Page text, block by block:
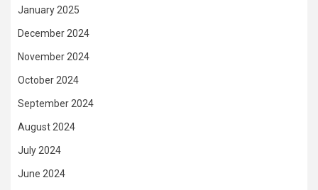
January 2025
December 2024
November 2024
October 2024
September 2024
August 2024
July 2024
June 2024